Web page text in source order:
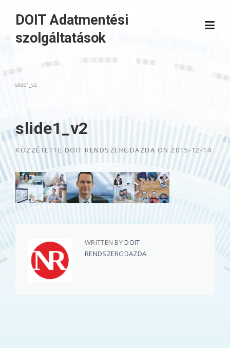
content
DOIT Adatmentési
szolgáltatások
slide1_v2
slide1_v2
KÖZZÉTETTE DOIT RENDSZERGDAZDA ON 2015-12-14
WRITTEN BYDOIT
RENDSZERGDAZDA